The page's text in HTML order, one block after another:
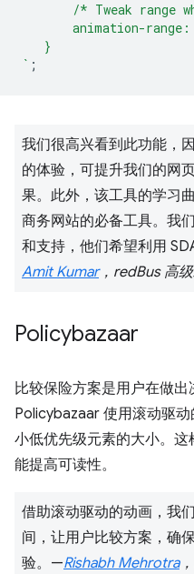
/* Tweak range
animation-
   }
` ;
我们很高兴看到此功能，
的体验，可提升我们的网
果。此外，该工具的学习
商务网站的必备工具。我
和支持，他们希望利用
Amit Kumar，redBus 高
Policybazaar
比较保险方案是用户在做出
Policybazaar 使用滚动驱
小低优先级元素的大小。
能提高可读性。
借助滚动驱动的动画，我
间，让用户比较方案，确
验。—Rishabh Mehrotra